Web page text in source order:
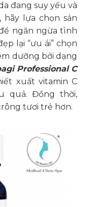
đang suy yếu và
hãy lựa chọn sản
ngăn ngừa tình
lại “ưu ái” chọn
dưỡng bởi dạng
Professional C
xuất vitamin C
quả. Đồng thời,
tươi trẻ hơn.